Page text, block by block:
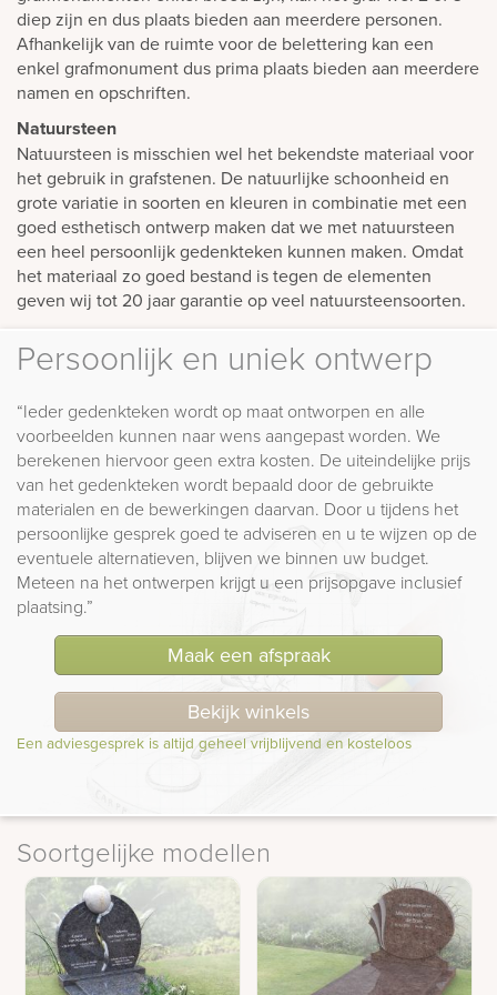
diep zijn en dus plaats bieden aan meerdere personen.
Afhankelijk van de ruimte voor de belettering kan een
enkel grafmonument dus prima plaats bieden aan meerdere
namen en opschriften.
Natuursteen
Natuursteen is misschien wel het bekendste materiaal voor
het gebruik in grafstenen. De natuurlijke schoonheid en
grote variatie in soorten en kleuren in combinatie met een
goed esthetisch ontwerp maken dat we met natuursteen
een heel persoonlijk gedenkteken kunnen maken. Omdat
het materiaal zo goed bestand is tegen de elementen
geven wij tot 20 jaar garantie op veel natuursteensoorten.
Persoonlijk en uniek ontwerp
“Ieder gedenkteken wordt op maat ontworpen en alle
voorbeelden kunnen naar wens aangepast worden. We
berekenen hiervoor geen extra kosten. De uiteindelijke prijs
van het gedenkteken wordt bepaald door de gebruikte
materialen en de bewerkingen daarvan. Door u tijdens het
persoonlijke gesprek goed te adviseren en u te wijzen op de
eventuele alternatieven, blijven we binnen uw budget.
Meteen na het ontwerpen krijgt u een prijsopgave inclusief
plaatsing.”
Maak een afspraak
Bekijk winkels
Een adviesgesprek is altijd geheel vrijblijvend en kosteloos
Soortgelijke modellen